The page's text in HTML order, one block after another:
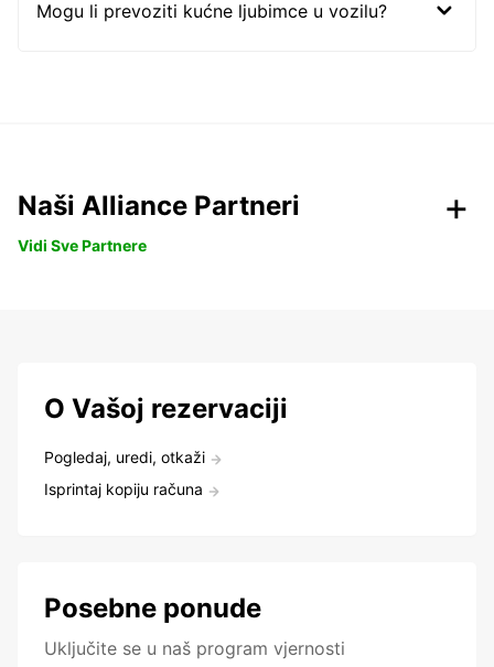
Mogu li prevoziti kućne ljubimce u vozilu?
Naši Alliance Partneri
Vidi Sve Partnere
O Vašoj rezervaciji
Pogledaj, uredi, otkaži
Isprintaj kopiju računa
Posebne ponude
Uključite se u naš program vjernosti